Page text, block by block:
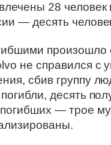
28 человек
— десять
произошло
не справился с
сбив группу
погибли, десять
— трое